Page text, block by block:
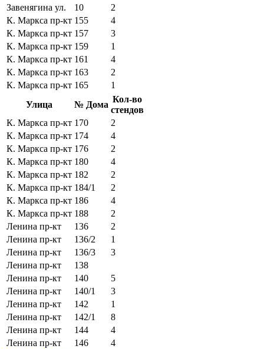
Завенягина ул.
10
2
К. Маркса пр-кт 155
4
К. Маркса пр-кт 157
3
К. Маркса пр-кт 159
1
К. Маркса пр-кт 161
4
К. Маркса пр-кт 163
2
К. Маркса пр-кт 165
1
Улица
№ Дома
Кол-во
стендов
К. Маркса пр-кт 170
2
К. Маркса пр-кт 174
4
К. Маркса пр-кт 176
2
К. Маркса пр-кт 180
4
К. Маркса пр-кт 182
2
К. Маркса пр-кт 184/1
2
К. Маркса пр-кт 186
4
К. Маркса пр-кт 188
2
Ленина пр-кт
136
2
Ленина пр-кт
136/2
1
Ленина пр-кт
136/3
3
Ленина пр-кт
138
Ленина пр-кт
140
5
Ленина пр-кт
140/1
3
Ленина пр-кт
142
1
Ленина пр-кт
142/1
8
Ленина пр-кт
144
4
Ленина пр-кт
146
4